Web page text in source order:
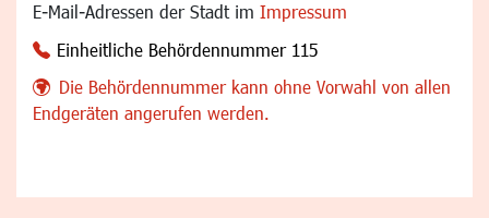
E-Mail-Adressen der Stadt im Impressum
Einheitliche Behördennummer 115
Die Behördennummer kann ohne Vorwahl von allen
Endgeräten angerufen werden.